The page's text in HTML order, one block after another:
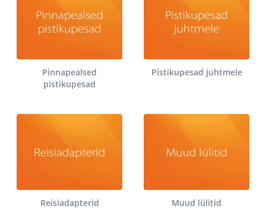
Pinnapealsed
pistikupesad
Pistikupesad juhtmele
Reisiadapterid Muud lülitid